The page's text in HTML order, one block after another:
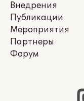
Внедрения
Публикации
Мероприятия
Партнеры
Форум